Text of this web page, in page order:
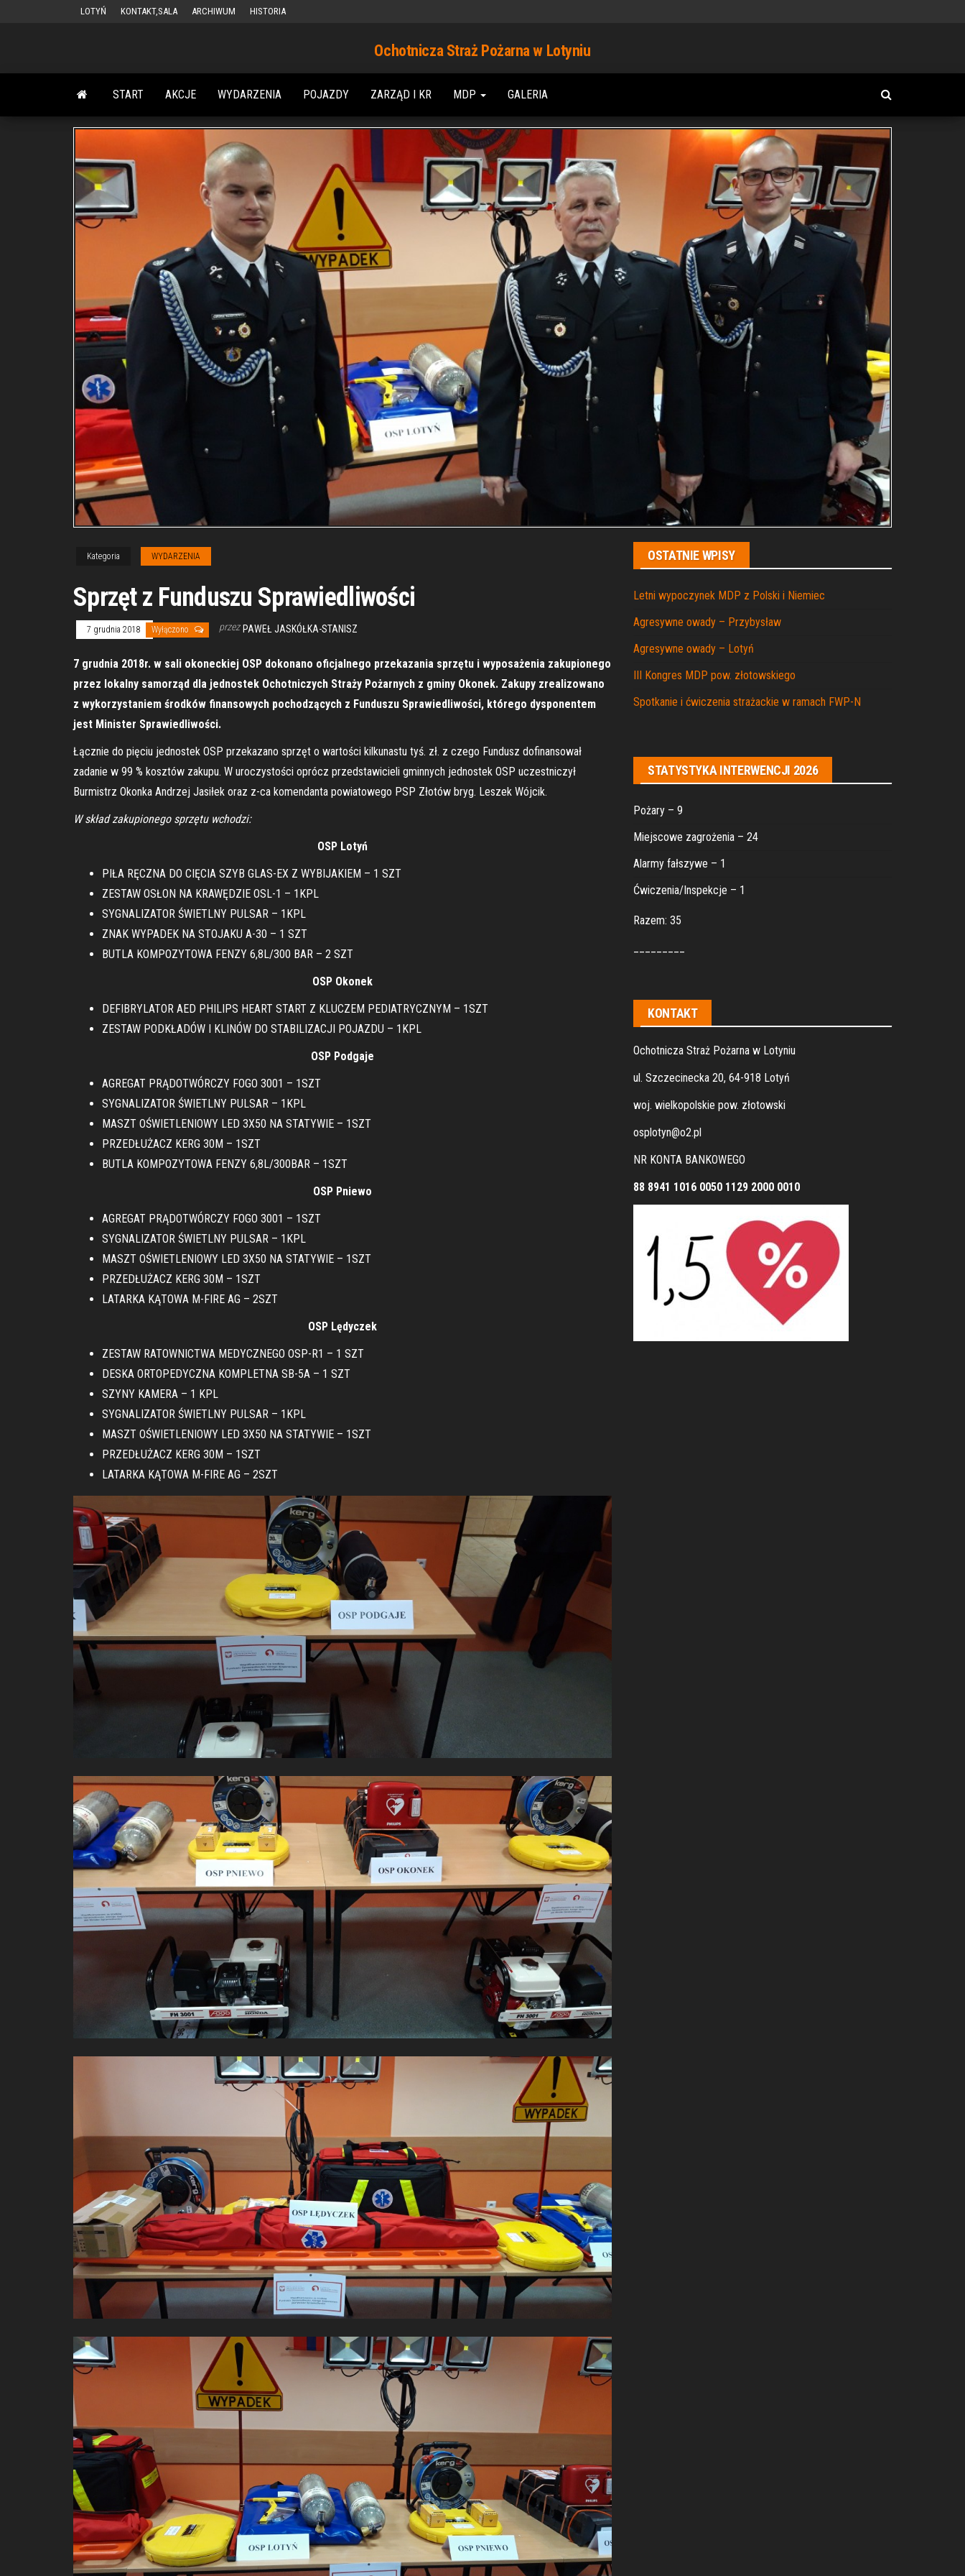
LOTYŃ KONTAKT,SALA ARCHIWUM HISTORIA
Ochotnicza Straż Pożarna w Lotyniu
START AKCJE WYDARZENIA POJAZDY ZARZĄD I KR MDP GALERIA
Kategoria WYDARZENIA
Sprzęt z Funduszu Sprawiedliwości
7 grudnia 2018 Wyłączono przez PAWEŁ JASKÓŁKA-STANISZ
7 grudnia 2018r. w sali okoneckiej OSP dokonano oficjalnego przekazania sprzętu i wyposażenia zakupionego
przez lokalny samorząd dla jednostek Ochotniczych Straży Pożarnych z gminy Okonek. Zakupy zrealizowano
z wykorzystaniem środków finansowych pochodzących z Funduszu Sprawiedliwości, którego dysponentem
jest Minister Sprawiedliwości.
Łącznie do pięciu jednostek OSP przekazano sprzęt o wartości kilkunastu tyś. zł. z czego Fundusz dofinansował
zadanie w 99 % kosztów zakupu. W uroczystości oprócz przedstawicieli gminnych jednostek OSP uczestniczył
Burmistrz Okonka Andrzej Jasiłek oraz z-ca komendanta powiatowego PSP Złotów bryg. Leszek Wójcik.
W skład zakupionego sprzętu wchodzi:
OSP Lotyń
PIŁA RĘCZNA DO CIĘCIA SZYB GLAS-EX Z WYBIJAKIEM – 1 SZT
ZESTAW OSŁON NA KRAWĘDZIE OSL-1 – 1KPL
SYGNALIZATOR ŚWIETLNY PULSAR – 1KPL
ZNAK WYPADEK NA STOJAKU A-30 – 1 SZT
BUTLA KOMPOZYTOWA FENZY 6,8L/300 BAR – 2 SZT
OSP Okonek
DEFIBRYLATOR AED PHILIPS HEART START Z KLUCZEM PEDIATRYCZNYM – 1SZT
ZESTAW PODKŁADÓW I KLINÓW DO STABILIZACJI POJAZDU – 1KPL
OSP Podgaje
AGREGAT PRĄDOTWÓRCZY FOGO 3001 – 1SZT
SYGNALIZATOR ŚWIETLNY PULSAR – 1KPL
MASZT OŚWIETLENIOWY LED 3X50 NA STATYWIE – 1SZT
PRZEDŁUŻACZ KERG 30M – 1SZT
BUTLA KOMPOZYTOWA FENZY 6,8L/300BAR – 1SZT
OSP Pniewo
AGREGAT PRĄDOTWÓRCZY FOGO 3001 – 1SZT
SYGNALIZATOR ŚWIETLNY PULSAR – 1KPL
MASZT OŚWIETLENIOWY LED 3X50 NA STATYWIE – 1SZT
PRZEDŁUŻACZ KERG 30M – 1SZT
LATARKA KĄTOWA M-FIRE AG – 2SZT
OSP Lędyczek
ZESTAW RATOWNICTWA MEDYCZNEGO OSP-R1 – 1 SZT
DESKA ORTOPEDYCZNA KOMPLETNA SB-5A – 1 SZT
SZYNY KAMERA – 1 KPL
SYGNALIZATOR ŚWIETLNY PULSAR – 1KPL
MASZT OŚWIETLENIOWY LED 3X50 NA STATYWIE – 1SZT
PRZEDŁUŻACZ KERG 30M – 1SZT
LATARKA KĄTOWA M-FIRE AG – 2SZT
OSTATNIE WPISY
Letni wypoczynek MDP z Polski i Niemiec
Agresywne owady – Przybysław
Agresywne owady – Lotyń
III Kongres MDP pow. złotowskiego
Spotkanie i ćwiczenia strażackie w ramach FWP-N
STATYSTYKA INTERWENCJI 2026
Pożary – 9
Miejscowe zagrożenia – 24
Alarmy fałszywe – 1
Ćwiczenia/Inspekcje – 1
Razem: 35
KONTAKT
Ochotnicza Straż Pożarna w Lotyniu
ul. Szczecinecka 20, 64-918 Lotyń
woj. wielkopolskie pow. złotowski
osplotyn@o2.pl
NR KONTA BANKOWEGO
88 8941 1016 0050 1129 2000 0010